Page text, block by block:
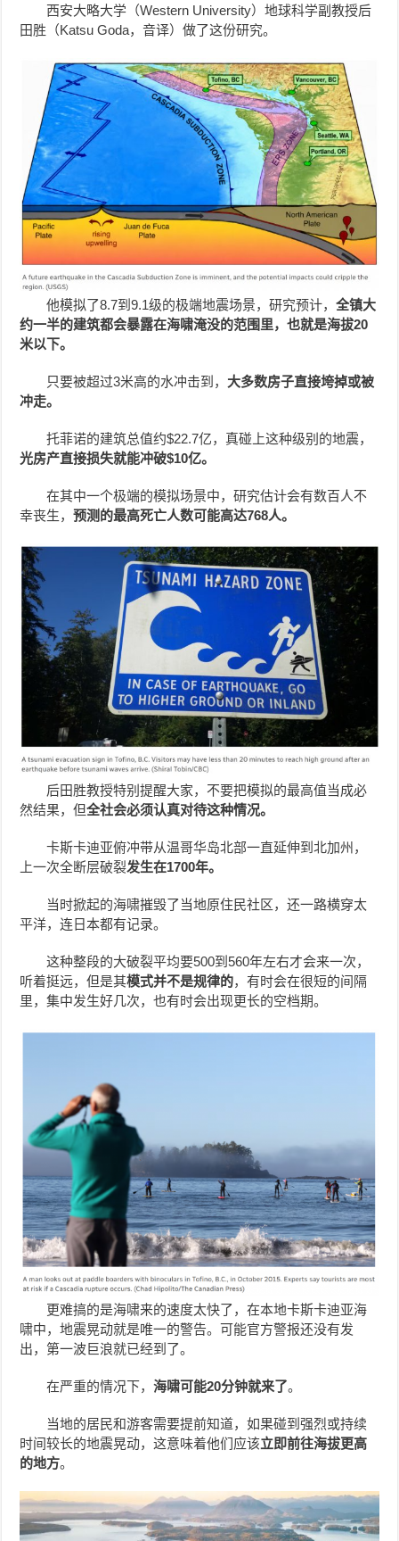
西安大略大学（Western University）地球科学副教授后
田胜（Katsu Goda，音译）做了这份研究。
他模拟了8.7到9.1级的极端地震场景，研究预计，全镇大
约一半的建筑都会暴露在海啸淹没的范围里，也就是海拔20
米以下。
只要被超过3米高的水冲击到， 大多数房子直接垮掉或被
冲走。
托菲诺的建筑总值约$22.7亿，真碰上这种级别的地震，
光房产直接损失就能冲破$10亿。
在其中一个极端的模拟场景中，研究估计会有数百人不
幸丧生，预测的最高死亡人数可能高达768人。
后田胜教授特别提醒大家，不要把模拟的最高值当成必
然结果，但全社会必须认真对待这种情况。
卡斯卡迪亚俯冲带从温哥华岛北部一直延伸到北加州，
上一次全断层破裂发生在1700年。
当时掀起的海啸摧毁了当地原住民社区，还一路横穿太
平洋，连日本都有记录。
这种整段的大破裂平均要500到560年左右才会来一次，
听着挺远，但是其模式并不是规律的，有时会在很短的间隔
里，集中发生好几次，也有时会出现更长的空档期。
更难搞的是海啸来的速度太快了，在本地卡斯卡迪亚海
啸中，地震晃动就是唯一的警告。可能官方警报还没有发
出，第一波巨浪就已经到了。
在严重的情况下，海啸可能20分钟就来了。
当地的居民和游客需要提前知道，如果碰到强烈或持续
时间较长的地震晃动，这意味着他们应该立即前往海拔更高
的地方。